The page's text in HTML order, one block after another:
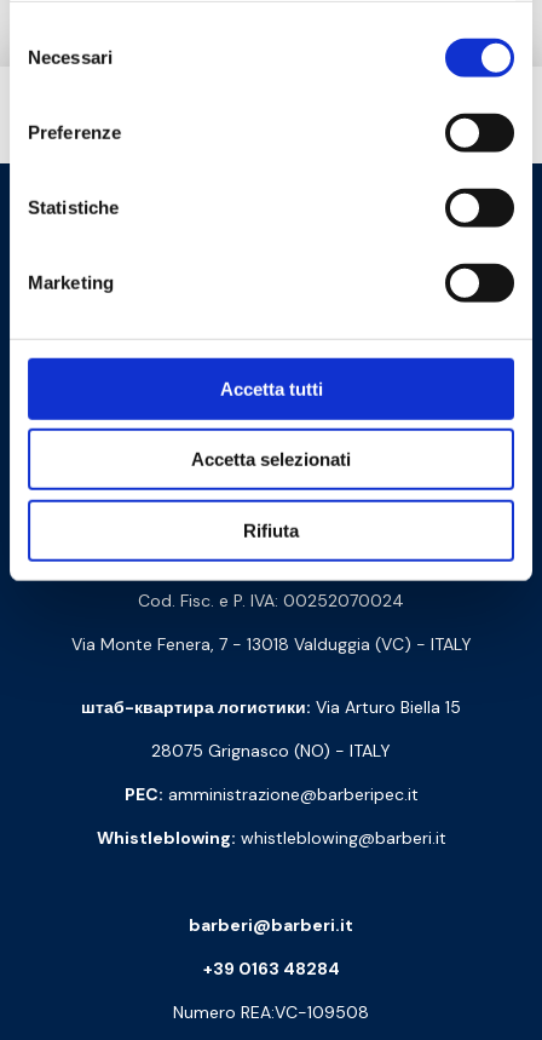
delNecessari
Preferenze
Statistiche
Marketing
Accetta tutti
Accetta selezionati
Rifiuta
Cookie Policy Privacy Policy
Связаться с нами
Barberi Rubinetterie Industriali S.r.l. a socio unico
Cod. Fisc. e P. IVA: 00252070024
Via Monte Fenera, 7 - 13018 Valduggia (VC) - ITALY
штаб-квартира логистики: Via Arturo Biella 15
28075 Grignasco (NO) - ITALY
PEC: amministrazione@barberipec.it
Whistleblowing: whistleblowing@barberi.it
barberi@barberi.it
+39 0163 48284
Numero REA:VC-109508